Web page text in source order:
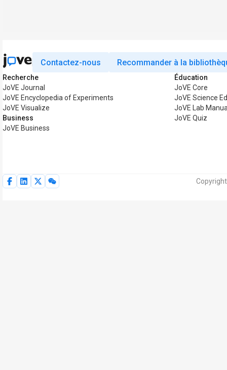
Contactez-nous Recommander à la
Recherche
JoVE Journal
JoVE Encyclopedia of Experiments
JoVE Visualize
Business
JoVE Business
Éducation
JoVE Core
JoVE Science
JoVE Lab
JoVE Quiz